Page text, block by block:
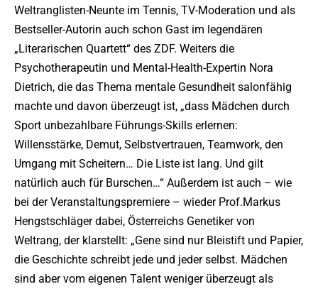
Weltranglisten-Neunte im Tennis, TV-Moderation und als
Bestseller-Autorin auch schon Gast im legendären
„Literarischen Quartett“ des ZDF. Weiters die
Psychotherapeutin und Mental-Health-Expertin Nora
Dietrich, die das Thema mentale Gesundheit salonfähig
machte und davon überzeugt ist, „dass Mädchen durch
Sport unbezahlbare Führungs-Skills erlernen:
Willensstärke, Demut, Selbstvertrauen, Teamwork, den
Umgang mit Scheitern… Die Liste ist lang. Und gilt
natürlich auch für Burschen…“ Außerdem ist auch – wie
bei der Veranstaltungspremiere – wieder Prof.Markus
Hengstschläger dabei, Österreichs Genetiker von
Weltrang, der klarstellt: „Gene sind nur Bleistift und Papier,
die Geschichte schreibt jede und jeder selbst. Mädchen
sind aber vom eigenen Talent weniger überzeugt als